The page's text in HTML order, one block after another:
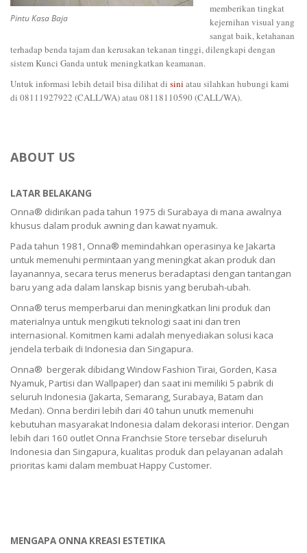
Pintu Kasa Baja
memberikan tingkat
kejernihan visual yang
sangat baik, ketahanan
terhadap benda tajam dan kerusakan tekanan tinggi, dilengkapi dengan
sistem Kunci Ganda untuk meningkatkan keamanan.
Untuk informasi lebih detail bisa dilihat di sini atau silahkan hubungi kami
di 08111927922 (CALL/WA) atau 08118110590 (CALL/WA).
ABOUT US
LATAR BELAKANG
Onna® didirikan pada tahun 1975 di Surabaya di mana awalnya
khusus dalam produk awning dan kawat nyamuk.
Pada tahun 1981, Onna® memindahkan operasinya ke Jakarta
untuk memenuhi permintaan yang meningkat akan produk dan
layanannya, secara terus menerus beradaptasi dengan tantangan
baru yang ada dalam lanskap bisnis yang berubah-ubah.
Onna® terus memperbarui dan meningkatkan lini produk dan
materialnya untuk mengikuti teknologi saat ini dan tren
internasional. Komitmen kami adalah menyediakan solusi kaca
jendela terbaik di Indonesia dan Singapura.
Onna® bergerak dibidang Window Fashion Tirai, Gorden, Kasa
Nyamuk, Partisi dan Wallpaper) dan saat ini memiliki 5 pabrik di
seluruh Indonesia (Jakarta, Semarang, Surabaya, Batam dan
Medan). Onna berdiri lebih dari 40 tahun unutk memenuhi
kebutuhan masyarakat Indonesia dalam dekorasi interior. Dengan
lebih dari 160 outlet Onna Franchsie Store tersebar diseluruh
Indonesia dan Singapura, kualitas produk dan pelayanan adalah
prioritas kami dalam membuat Happy Customer.
MENGAPA ONNA KREASI ESTETIKA